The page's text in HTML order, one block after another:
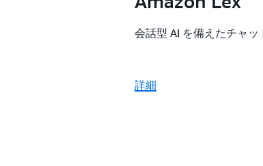
会話型 AI を備えたチャッ
詳細